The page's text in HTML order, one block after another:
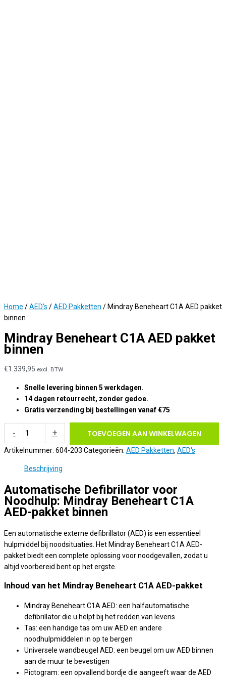
Home /AED's /AED Pakketten / Mindray Beneheart C1A AED pakket
binnen
Mindray Beneheart C1A AED pakket
binnen
€1.339,95 excl. BTW
Snelle levering binnen 5 werkdagen.
14 dagen retourrecht, zonder gedoe.
Gratis verzending bij bestellingen vanaf €75
-
Beneheart
C1A
pakket
binnen
aantal
+ TOEVOEGEN AAN WINKELWAGEN
Artikelnummer: 604-203 Categorieën: AED Pakketten, AED's
Beschrijving
Automatische Defibrillator voor
Noodhulp: Mindray Beneheart C1A
AED-pakket binnen
Een automatische externe defibrillator (AED) is een essentieel
hulpmiddel bij noodsituaties. Het Mindray Beneheart C1A AED-
pakket biedt een complete oplossing voor noodgevallen, zodat u
altijd voorbereid bent op het ergste.
Inhoud van het Mindray Beneheart C1A AED-pakket
Mindray Beneheart C1A AED: een halfautomatische
defibrillator die u helpt bij het redden van levens
Tas: een handige tas om uw AED en andere
noodhulpmiddelen in op te bergen
Universele wandbeugel AED: een beugel om uw AED binnen
aan de muur te bevestigen
Pictogram: een opvallend bordje die aangeeft waar de AED